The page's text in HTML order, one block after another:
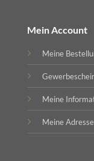
Mein Account
Meine
Meine
Meine